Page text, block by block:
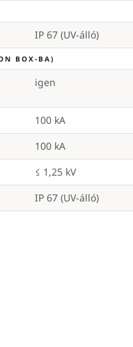
IP 67 (UV-álló)
BOX-BA)
igen
100 kA
100 kA
≤ 1,25 kV
IP 67 (UV-álló)